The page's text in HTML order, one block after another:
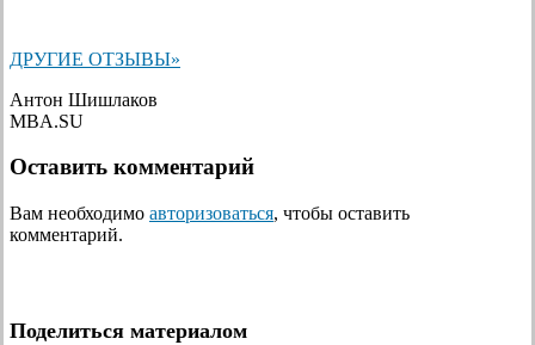
ДРУГИЕ ОТЗЫВЫ»
Антон Шишлаков
MBA.SU
Оставить комментарий
Вам необходимо авторизоваться, чтобы оставить
комментарий.
Поделиться материалом